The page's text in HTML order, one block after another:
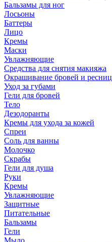
Бальзамы для ног
Лосьоны
Баттеры
Лицо
Кремы
Маски
Увлажняющие
Средства для снятия макияжа
Окрашивание бровей и ресниц
Уход за губами
Гели для бровей
Тело
Дезодоранты
Кремы для ухода за кожей
Спреи
Соль для ванны
Молочко
Скрабы
Гели для душа
Руки
Кремы
Увлажняющие
Защитные
Питательные
Бальзамы
Гели
Мыло